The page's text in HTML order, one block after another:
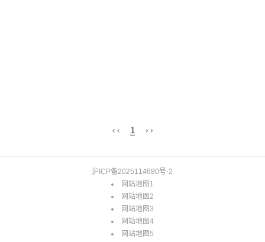
‹‹ 1 ››
沪ICP备2025114680号-2
网站地图1
网站地图2
网站地图3
网站地图4
网站地图5